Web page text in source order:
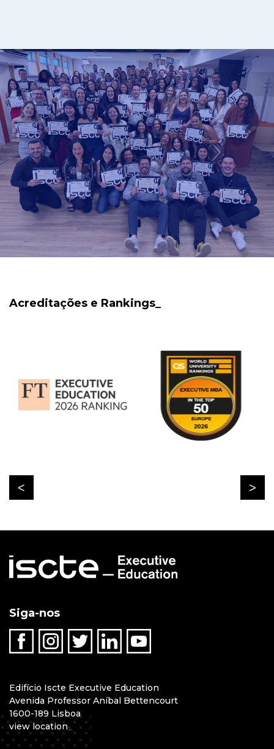
Acreditações e Rankings_
Siga-nos
Edifício Iscte Executive Education
Avenida Professor Aníbal Bettencourt
1600-189 Lisboa
view location_